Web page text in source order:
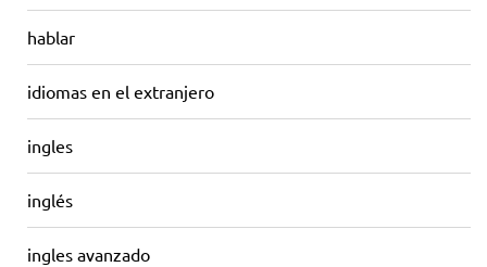
hablar
idiomas en el extranjero
ingles
inglés
ingles avanzado